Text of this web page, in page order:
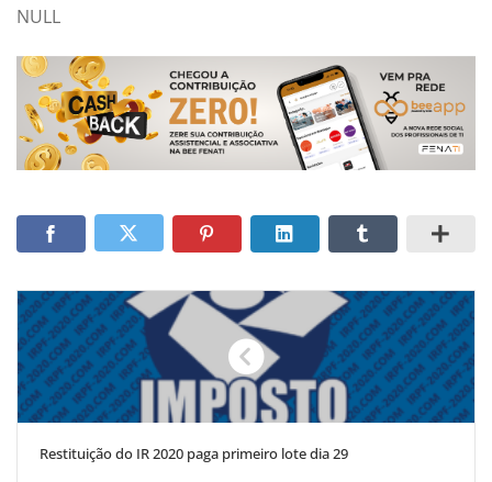
NULL
Restituição do IR 2020 paga primeiro lote dia 29